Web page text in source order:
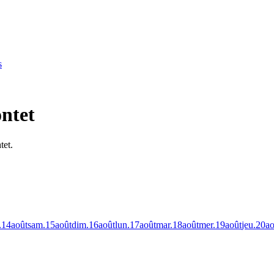
14aoûtsam.15aoûtdim.16aoûtlun.17aoûtmar.18aoûtmer.19aoûtjeu.20